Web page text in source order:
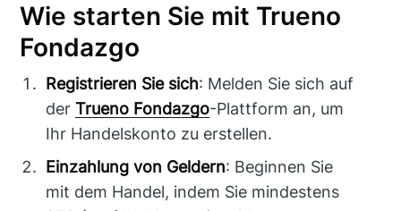
Wie starten Sie mit Trueno
Fondazgo
Registrieren Sie sich: Melden Sie sich auf
derTrueno Fondazgo-Plattform an, um
Ihr Handelskonto zu erstellen.
Einzahlung von Geldern: Beginnen Sie
mit dem Handel, indem Sie mindestens